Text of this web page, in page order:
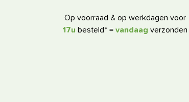
Op voorraad & op werkdagen voor
17u besteld* = vandaag verzonden